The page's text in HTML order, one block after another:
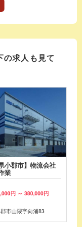
の求人も見て
小郡市】物流会社
業
円 ～ 380,000円
市山隈字向浦83